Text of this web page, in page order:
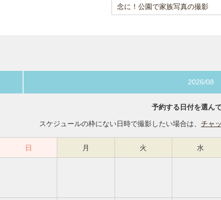
念に！公園で家族写真の撮影
2026/08
予約する日付を選ん
スケジュールの枠にない日時で撮影したい場合は、 チャ
日 月 火 水